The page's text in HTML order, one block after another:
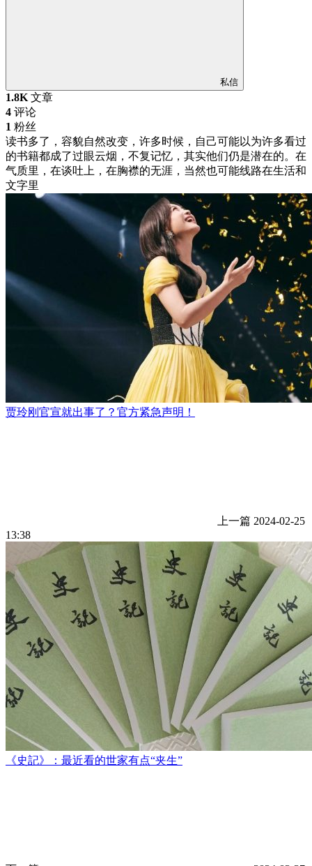
私信
1.8K 文章
4 评论
1 粉丝
读书多了，容貌自然改变，许多时候，自己可能以为许多看过
的书籍都成了过眼云烟，不复记忆，其实他们仍是潜在的。在
气质里，在谈吐上，在胸襟的无涯，当然也可能线路在生活和
文字里
贾玲刚官宣就出事了？官方紧急声明！
上一篇 2024-02-25
13:38
《史記》：最近看的世家有点“夹生”